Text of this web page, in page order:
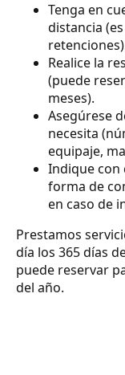
Tenga en
distancia
Realice la
(puede
meses).
Asegúrese
necesita
equipaje,
Indique con
forma de
en caso de
Prestamos
día los 365 días
puede reservar
del año.